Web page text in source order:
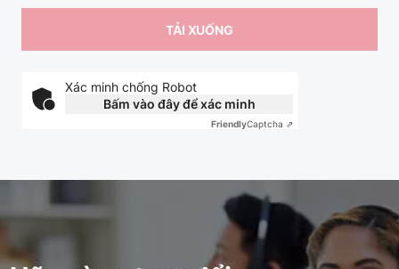
Xác minh chống Robot
Bấm vào đây để xác minh
FriendlyCaptcha ⇗